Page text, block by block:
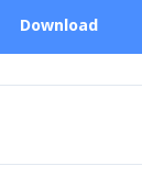
Download